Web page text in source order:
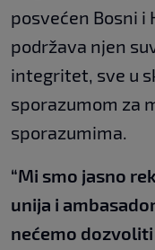
posvećen Bosni i
podržava njen
integritet, sve u
sporazumom za
sporazumima.
“Mi smo jasno
unija i
nećemo dozvoliti